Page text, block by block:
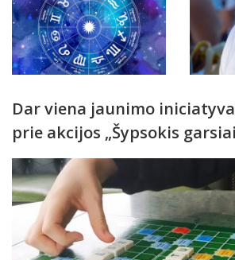
Dar viena jaunimo
prie akcijos „Šypsokis